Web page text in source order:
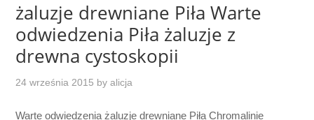
żaluzje drewniane Piła Warte
odwiedzenia Piła żaluzje z
drewna cystoskopii
24 września 2015 byalicja
Warte odwiedzenia żaluzje drewniane Piła Chromalinie